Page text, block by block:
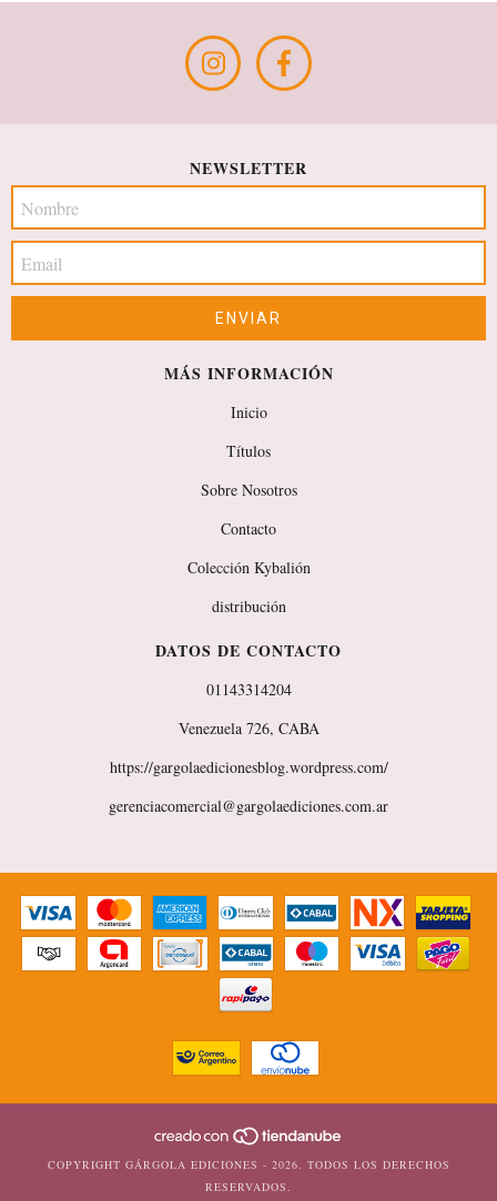
NEWSLETTER
MÁS INFORMACIÓN
Inicio
Títulos
Sobre Nosotros
Contacto
Colección Kybalión
distribución
DATOS DE CONTACTO
01143314204
Venezuela 726, CABA
https://gargolaedicionesblog.wordpress.com/
gerenciacomercial@gargolaediciones.com.ar
COPYRIGHT GÁRGOLA EDICIONES - 2026. TODOS LOS DERECHOS
RESERVADOS.